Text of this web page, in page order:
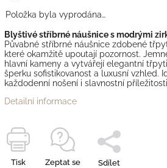
Položka byla vyprodána…
Blyštivé stříbrné náušnice s modrými
Půvabné stříbrné náušnice zdobené
které okamžitě upoutají pozornost.
hlavní kameny a vytvářejí elegantní
šperku sofistikovanost a luxusní vzhled.
každodenní nošení i slavnostní
Detailní informace
Tisk Zeptat se Sdílet